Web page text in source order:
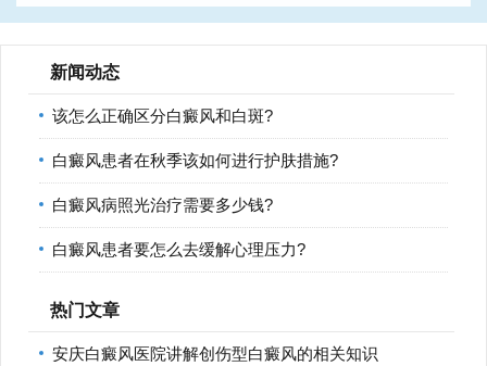
新闻动态
该怎么正确区分白癜风和白斑?
白癜风患者在秋季该如何进行护肤措施?
白癜风病照光治疗需要多少钱?
白癜风患者要怎么去缓解心理压力?
热门文章
安庆白癜风医院讲解创伤型白癜风的相关知识